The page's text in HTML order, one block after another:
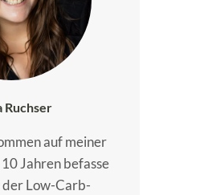
Ruchser
auf meiner
Jahren befasse
der Low-Carb-